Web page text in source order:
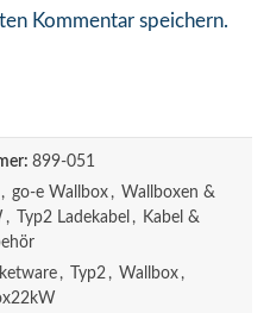
Kommentar speichern.
899-051
, go-e Wallbox , Wallboxen &
, Typ2 Ladekabel ,
Kabel &
, Typ2 , Wallbox ,